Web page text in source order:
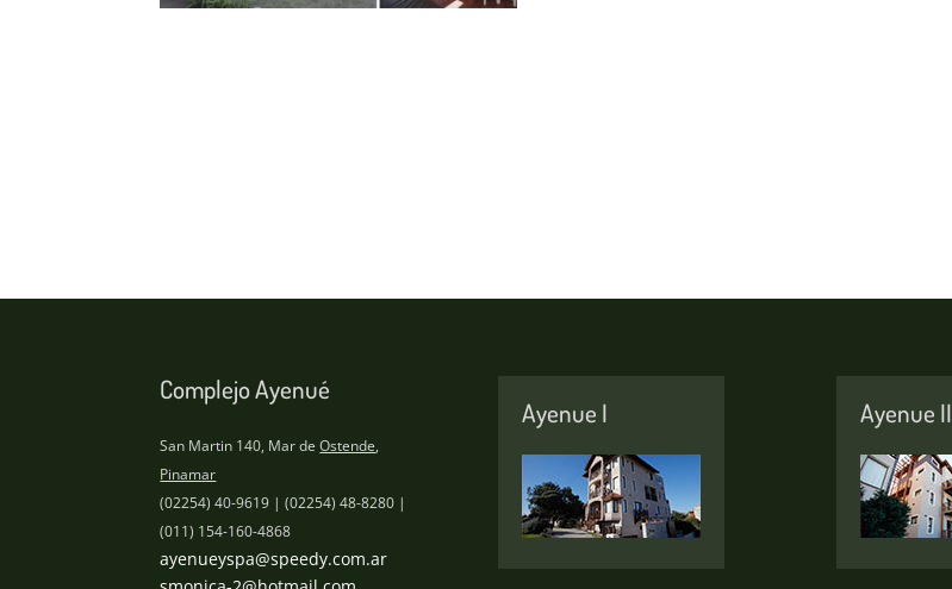
Complejo Ayenué
San Martin 140, Mar deOstende,
Pinamar
(02254) 40-9619 | (02254) 48-8280 |
(011) 154-160-4868
ayenueyspa@speedy.com.ar
Ayenue I Ayenue II